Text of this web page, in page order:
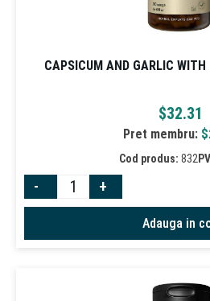
CAPSICUM AND GARLIC
$32.31
Pret membru: $
Cod produs: 832
- +
Adauga in